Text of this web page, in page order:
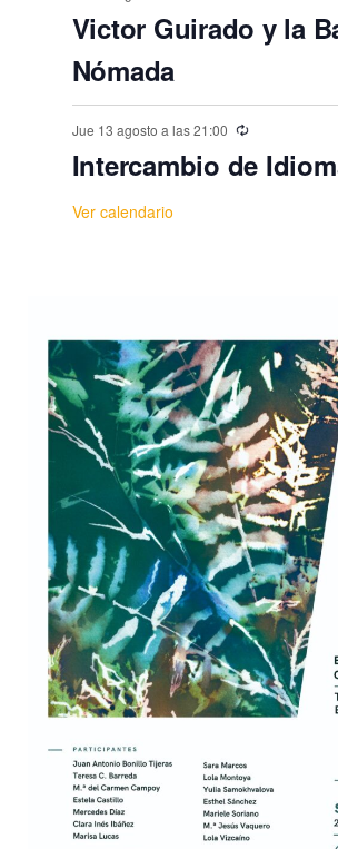
Victor Guirado y la
Nómada
Jue 13 agosto a las 21:00
Intercambio de
Ver calendario